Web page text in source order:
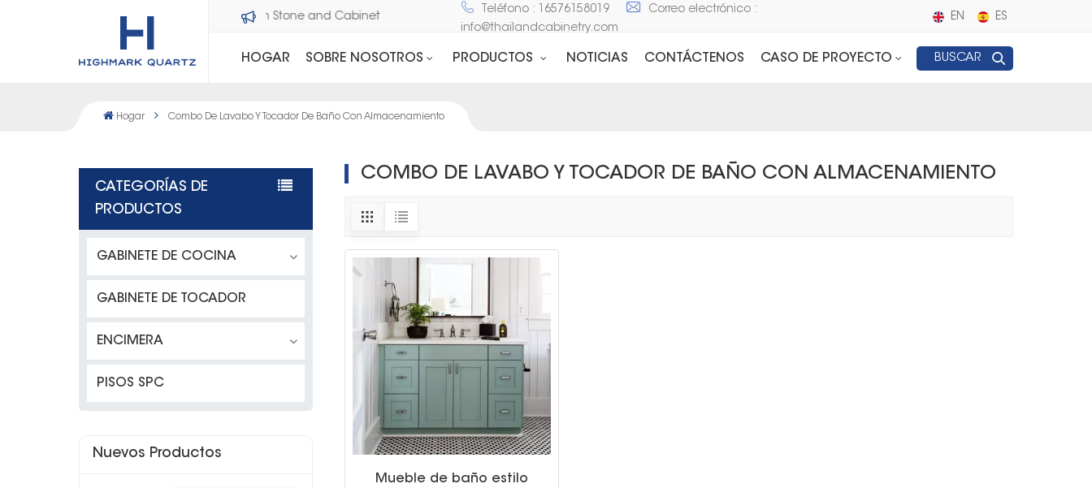
Bienvenido a Dawson Stone and Cabinet
Teléfono : 16576158019
Correo electrónico :
info@thailandcabinetry.com
EN ES
HOGAR SOBRE NOSOTROS PRODUCTOS NOTICIAS CONTÁCTENOS CASO DE PROYECTO BUSCAR
Hogar Combo De Lavabo Y Tocador De Baño Con Almacenamiento
CATEGORÍAS DE
PRODUCTOS
GABINETE DE COCINA
GABINETE DE TOCADOR
ENCIMERA
PISOS SPC
Nuevos Productos
COMBO DE LAVABO Y TOCADOR DE BAÑO CON ALMACENAMIENTO
Mueble de baño estilo